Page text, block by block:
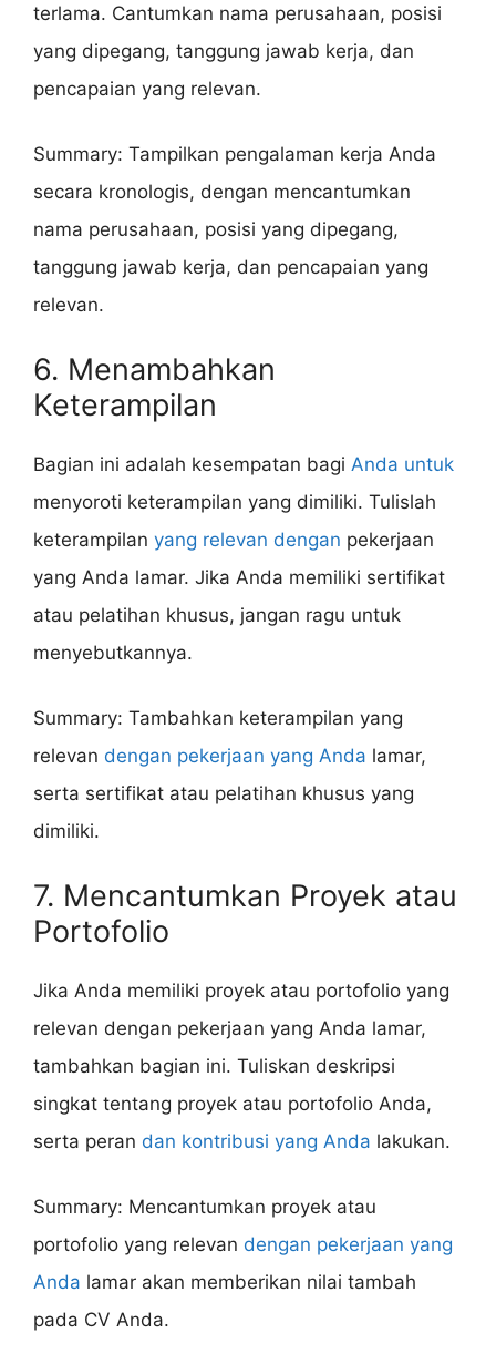
terlama. Cantumkan nama perusahaan, posisi
yang dipegang, tanggung jawab kerja, dan
pencapaian yang relevan.
Summary: Tampilkan pengalaman kerja Anda
secara kronologis, dengan mencantumkan
nama perusahaan, posisi yang dipegang,
tanggung jawab kerja, dan pencapaian yang
relevan.
6. Menambahkan
Keterampilan
Bagian ini adalah kesempatan bagi Anda untuk
menyoroti keterampilan yang dimiliki. Tulislah
keterampilan yang relevan dengan pekerjaan
yang Anda lamar. Jika Anda memiliki sertifikat
atau pelatihan khusus, jangan ragu untuk
menyebutkannya.
Summary: Tambahkan keterampilan yang
relevan dengan pekerjaan yang Anda lamar,
serta sertifikat atau pelatihan khusus yang
dimiliki.
7. Mencantumkan Proyek atau
Portofolio
Jika Anda memiliki proyek atau portofolio yang
relevan dengan pekerjaan yang Anda lamar,
tambahkan bagian ini. Tuliskan deskripsi
singkat tentang proyek atau portofolio Anda,
serta peran dan kontribusi yang Anda lakukan.
Summary: Mencantumkan proyek atau
portofolio yang relevan dengan pekerjaan yang
Anda lamar akan memberikan nilai tambah
pada CV Anda.